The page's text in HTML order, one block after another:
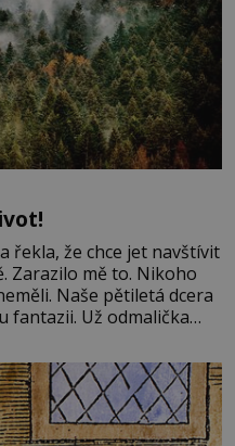
řekla, že chce jet navštívit
Zarazilo mě to. Nikoho
Naše pětiletá dcera
fantazii. Už odmalička
princeznách, statečných